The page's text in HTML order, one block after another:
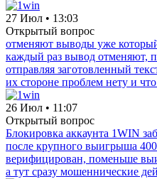
27 Июл • 13:03
Открытый вопрос
отменяют выводы уже
каждый раз вывод отменяют,
отправляя заготовленный
их стороне проблем нету и
26 Июл • 11:07
Открытый вопрос
Блокировка аккаунта 1WIN
после крупного выигрыша
верифицирован, поменьше
а тут сразу мошеннические